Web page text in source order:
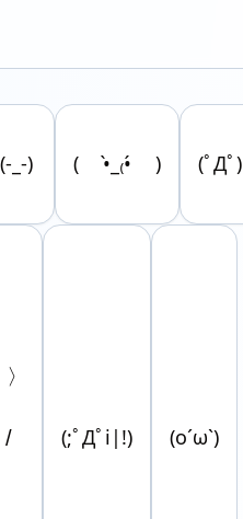
(-_-) ( •̀_₍•́ ) (ﾟДﾟ)
/
(;ﾟДﾟi|!) (o´ω`)